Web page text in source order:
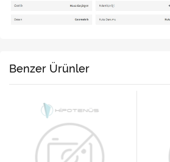
Benzer Ürünler